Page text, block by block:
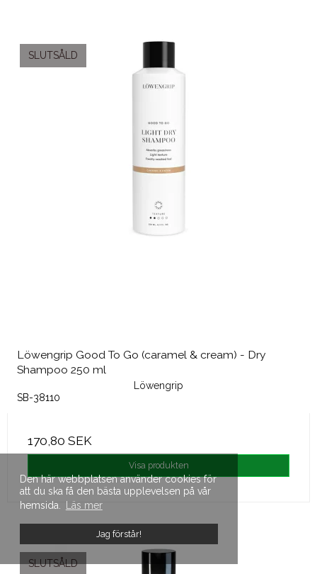
Den här webbplatsen använder cookies för
att du ska få den bästa upplevelsen på vår
hemsida.
Läs mer
Jag förstår!
SLUTSÅLD
Löwengrip Good To Go (caramel & cream) - Dry
Shampoo 250 ml
Löwengrip
SB-38110
170,80 SEK
Visa produkten
SLUTSÅLD